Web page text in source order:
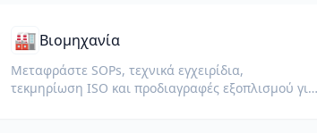
🏭 Βιομηχανία
Μεταφράστε SOPs, τεχνικά εγχειρίδια,
τεκμηρίωση ISO και προδιαγραφές εξοπλισμού για